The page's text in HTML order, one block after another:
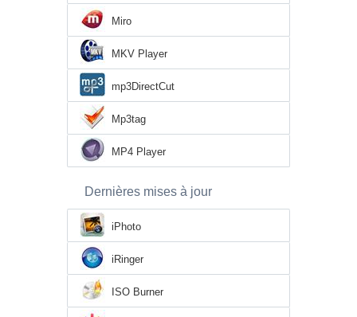
Miro
MKV Player
mp3DirectCut
Mp3tag
MP4 Player
Dernières mises à jour
iPhoto
iRinger
ISO Burner